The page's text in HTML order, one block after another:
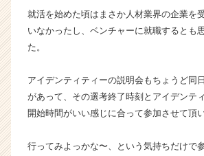
e
e
r
e
e
就活を始めた頃はまさか人材業界の企業を
いなかったし、ベンチャーに就職するとも
た。
アイデンティティーの説明会もちょうど同
があって、その選考終了時刻とアイデンテ
開始時間がいい感じに合って参加させて頂
行ってみよっかな〜、という気持ちだけで